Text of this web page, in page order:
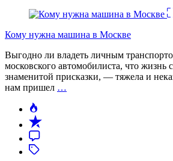
Кому нужна машина в Москве
Выгодно ли владеть личным
московского автомобилиста, что жизнь
знаменитой присказки, — тяжела и
нам пришел …